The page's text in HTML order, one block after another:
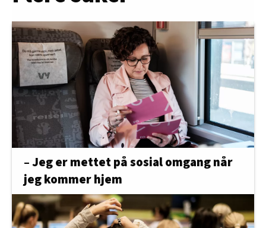
– Jeg er mettet på sosial omgang når
jeg kommer hjem